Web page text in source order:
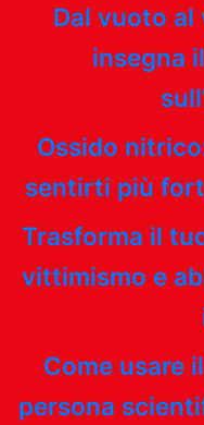
Dal vuoto al
insegna
Ossido
sentirti più
Trasforma il
vittimismo e
Come usare
persona